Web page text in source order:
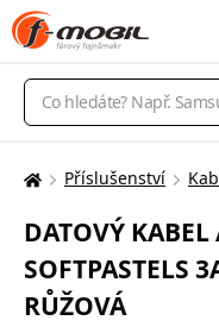
Vyhledávání
Zde
nacházíte:
Příslušenství
DATOVÝ
SOFTPASTELS
RŮŽOVÁ